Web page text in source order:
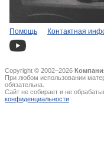
Помощь Контактная
Copyright © 2002–2026
При любом использовании
обязательна.
Сайт не собирает и не
конфиденциальности